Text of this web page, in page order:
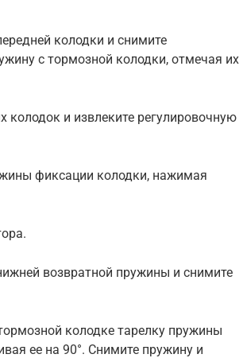
колодки и снимите
с тормозной колодки, отмечая их
и извлеките регулировочную
фиксации колодки, нажимая
возвратной пружины и снимите
колодке тарелку пружины
ее на 90°. Снимите пружину и